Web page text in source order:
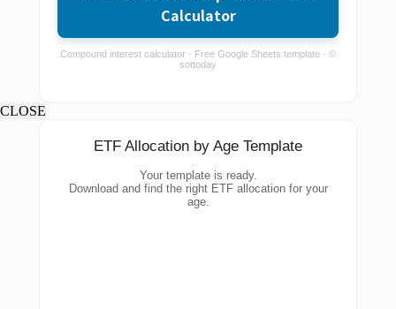
Calculator
Compound interest calculator · Free Google Sheets template · ©
sottoday
CLOSE
ETF Allocation by Age Template
Your template is ready.
Download and find the right ETF allocation for your
age.